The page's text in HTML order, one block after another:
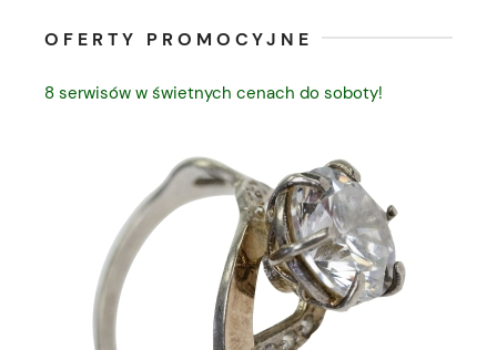
OFERTY PROMOCYJNE
8 serwisów w świetnych cenach do soboty!